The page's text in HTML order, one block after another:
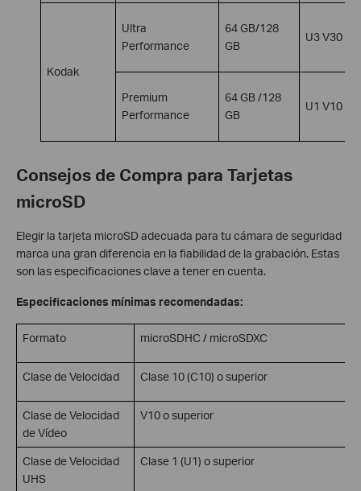
Kodak
Ultra
Performance
64 GB/128
GB
U3 V30 A1
Premium
Performance
64 GB /128
GB
U1 V10 A1
Consejos de Compra para Tarjetas
microSD
Elegir la tarjeta microSD adecuada para tu cámara de seguridad
marca una gran diferencia en la fiabilidad de la grabación. Estas
son las especificaciones clave a tener en cuenta.
Especificaciones mínimas recomendadas:
Formato microSDHC / microSDXC
Clase de Velocidad Clase 10 (C10) o superior
Clase de Velocidad
de Vídeo
V10 o superior
Clase de Velocidad
UHS
Clase 1 (U1) o superior